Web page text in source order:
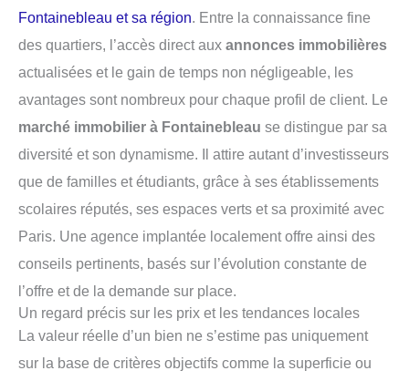
Fontainebleau et sa région. Entre la connaissance fine
des quartiers, l’accès direct aux annonces immobilières
actualisées et le gain de temps non négligeable, les
avantages sont nombreux pour chaque profil de client. Le
marché immobilier à Fontainebleau se distingue par sa
diversité et son dynamisme. Il attire autant d’investisseurs
que de familles et étudiants, grâce à ses établissements
scolaires réputés, ses espaces verts et sa proximité avec
Paris. Une agence implantée localement offre ainsi des
conseils pertinents, basés sur l’évolution constante de
l’offre et de la demande sur place.
Un regard précis sur les prix et les tendances locales
La valeur réelle d’un bien ne s’estime pas uniquement
sur la base de critères objectifs comme la superficie ou